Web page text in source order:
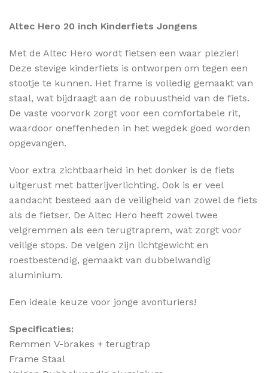
Altec Hero 20 inch Kinderfiets Jongens
Met de Altec Hero wordt fietsen een waar plezier!
Deze stevige kinderfiets is ontworpen om tegen een
stootje te kunnen. Het frame is volledig gemaakt van
staal, wat bijdraagt aan de robuustheid van de fiets.
De vaste voorvork zorgt voor een comfortabele rit,
waardoor oneffenheden in het wegdek goed worden
opgevangen.
Voor extra zichtbaarheid in het donker is de fiets
uitgerust met batterijverlichting. Ook is er veel
aandacht besteed aan de veiligheid van zowel de fiets
als de fietser. De Altec Hero heeft zowel twee
velgremmen als een terugtraprem, wat zorgt voor
veilige stops. De velgen zijn lichtgewicht en
roestbestendig, gemaakt van dubbelwandig
aluminium.
Een ideale keuze voor jonge avonturiers!
Specificaties:
Remmen V-brakes + terugtrap
Frame Staal